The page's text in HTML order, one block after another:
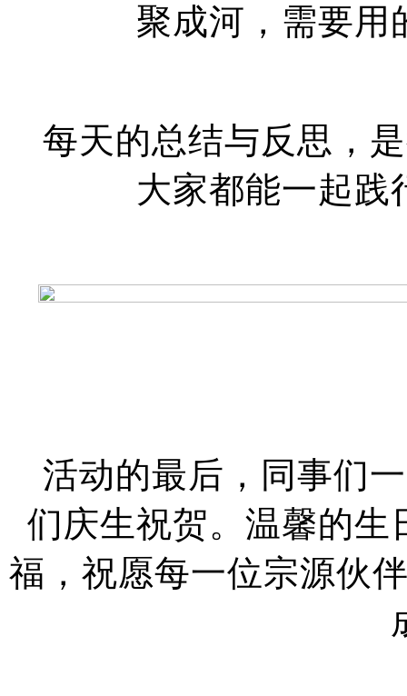
聚成河，需要用
每天的总结与反思，
大家都能一起践
活动的最后，同事们
们庆生祝贺。温馨的生
福，祝愿每一位宗源伙